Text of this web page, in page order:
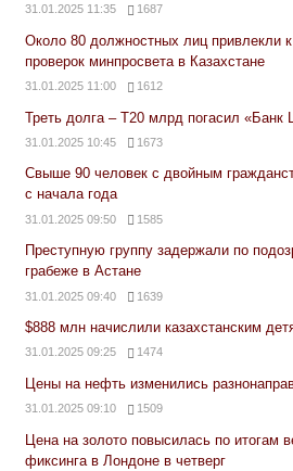
31.01.2025 11:35 1687
Около 80 должностных лиц привлекли к
проверок минпросвета в Казахстане
31.01.2025 11:00 1612
Треть долга – Т20 млрд погасил «Банк
31.01.2025 10:45 1673
Свыше 90 человек с двойным
с начала года
31.01.2025 09:50 1585
Преступную группу задержали по
грабеже в Астане
31.01.2025 09:40 1639
$888 млн начислили казахстанским
31.01.2025 09:25 1474
Цены на нефть изменились
31.01.2025 09:10 1509
Цена на золото повысилась по итогам
фиксинга в Лондоне в четверг